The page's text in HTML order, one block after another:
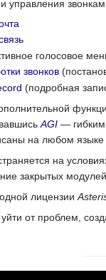
управления
голосовое
звонков
(подробная
AGI —
на любом языке
на
закрытых
лицензии
уйти от проблем,